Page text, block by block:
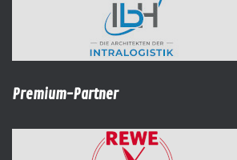
Premium-Partner